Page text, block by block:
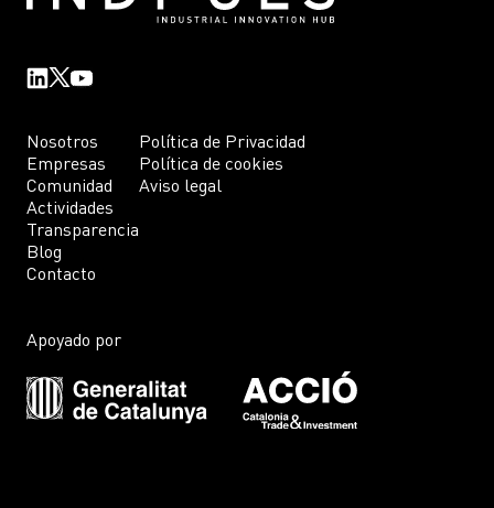
Nosotros
Empresas
Comunidad
Actividades
Transparencia
Blog
Contacto
Política de Privacidad
Política de cookies
Aviso legal
Apoyado por